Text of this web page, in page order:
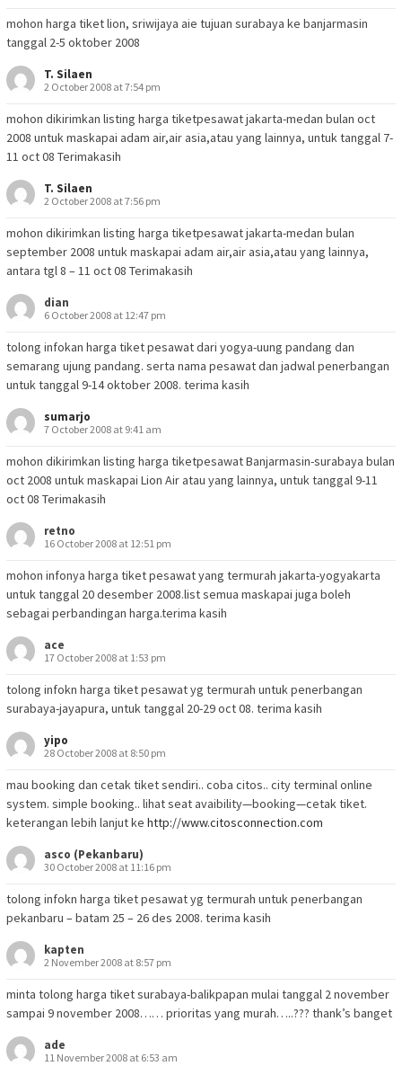
mohon harga tiket lion, sriwijaya aie tujuan surabaya ke banjarmasin
tanggal 2-5 oktober 2008
T. Silaen
2 October 2008 at 7:54 pm
mohon dikirimkan listing harga tiketpesawat jakarta-medan bulan oct
2008 untuk maskapai adam air,air asia,atau yang lainnya, untuk tanggal 7-
11 oct 08 Terimakasih
T. Silaen
2 October 2008 at 7:56 pm
mohon dikirimkan listing harga tiketpesawat jakarta-medan bulan
september 2008 untuk maskapai adam air,air asia,atau yang lainnya,
antara tgl 8 – 11 oct 08 Terimakasih
dian
6 October 2008 at 12:47 pm
tolong infokan harga tiket pesawat dari yogya-uung pandang dan
semarang ujung pandang. serta nama pesawat dan jadwal penerbangan
untuk tanggal 9-14 oktober 2008. terima kasih
sumarjo
7 October 2008 at 9:41 am
mohon dikirimkan listing harga tiketpesawat Banjarmasin-surabaya bulan
oct 2008 untuk maskapai Lion Air atau yang lainnya, untuk tanggal 9-11
oct 08 Terimakasih
retno
16 October 2008 at 12:51 pm
mohon infonya harga tiket pesawat yang termurah jakarta-yogyakarta
untuk tanggal 20 desember 2008.list semua maskapai juga boleh
sebagai perbandingan harga.terima kasih
ace
17 October 2008 at 1:53 pm
tolong infokn harga tiket pesawat yg termurah untuk penerbangan
surabaya-jayapura, untuk tanggal 20-29 oct 08. terima kasih
yipo
28 October 2008 at 8:50 pm
mau booking dan cetak tiket sendiri.. coba citos.. city terminal online
system. simple booking.. lihat seat avaibility—booking—cetak tiket.
keterangan lebih lanjut ke http://www.citosconnection.com
asco (Pekanbaru)
30 October 2008 at 11:16 pm
tolong infokn harga tiket pesawat yg termurah untuk penerbangan
pekanbaru – batam 25 – 26 des 2008. terima kasih
kapten
2 November 2008 at 8:57 pm
minta tolong harga tiket surabaya-balikpapan mulai tanggal 2 november
sampai 9 november 2008…… prioritas yang murah…..??? thank’s banget
ade
11 November 2008 at 6:53 am